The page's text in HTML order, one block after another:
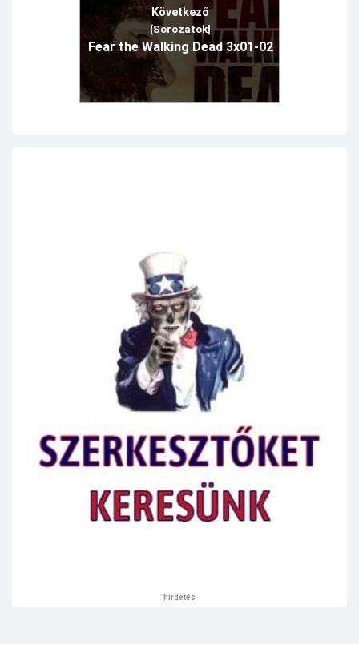
Következő
[Sorozatok]
Fear the Walking Dead 3x01-02
hirdetés